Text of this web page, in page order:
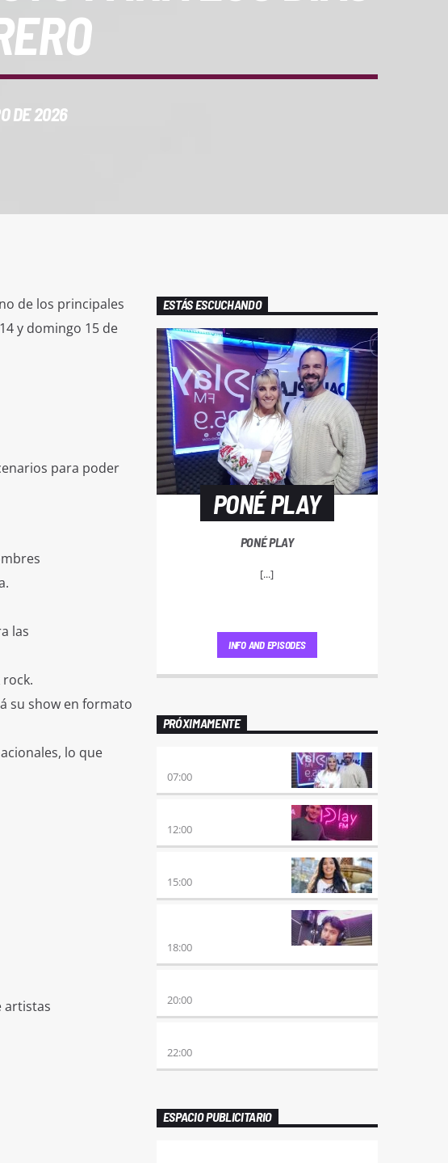
DE 2026
de los principales
y domingo 15 de
para poder
las
su show en formato
lo que
artistas
ESTÁS ESCUCHANDO
PONÉ PLAY
PONÉ PLAY
[...]
INFO AND EPISODES
PRÓXIMAMENTE
07:00
12:00
15:00
18:00
20:00
22:00
ESPACIO PUBLICITARIO